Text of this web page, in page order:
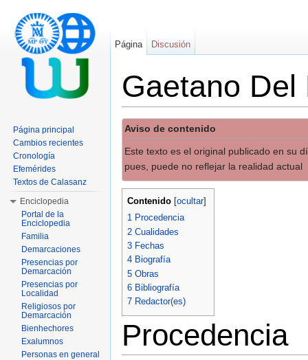
Gaetano Del
Aviso de contenido
Este texto es el original publicado en su
pues, puede no reflejar la realidad actual
Contenido ocultar]
1 Procedencia
2 Cualidades
3 Fechas
4 Biografía
5 Obras
6 Bibliografía
7 Redactor(es)
Procedencia
Página Discusión
Página principal
Cambios recientes
Cronología
Efemérides
Textos de Calasanz
Enciclopedia
Portal de la
Enciclopedia
Familia
Demarcaciones
Presencias por
Demarcación
Presencias por
Localidad
Religiosos por
Demarcación
Bienhechores
Exalumnos
Personas en general